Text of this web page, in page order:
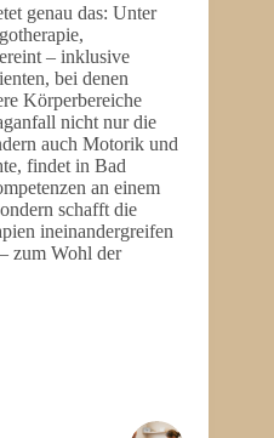
genau das: Unter
– inklusive
bei denen
Körperbereiche
nicht nur die
auch Motorik und
findet in Bad
an einem
schafft die
ineinandergreifen
zum Wohl der